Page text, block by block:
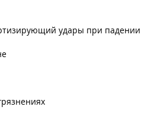
удары при падении